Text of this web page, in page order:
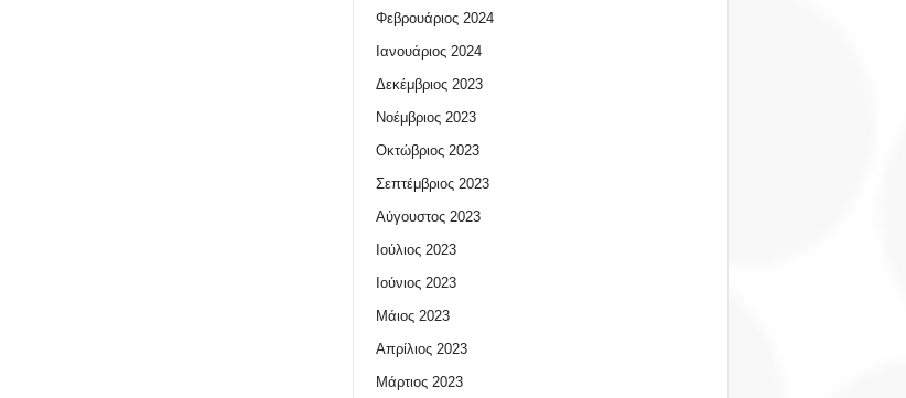
Φεβρουάριος 2024
Ιανουάριος 2024
Δεκέμβριος 2023
Νοέμβριος 2023
Οκτώβριος 2023
Σεπτέμβριος 2023
Αύγουστος 2023
Ιούλιος 2023
Ιούνιος 2023
Μάιος 2023
Απρίλιος 2023
Μάρτιος 2023